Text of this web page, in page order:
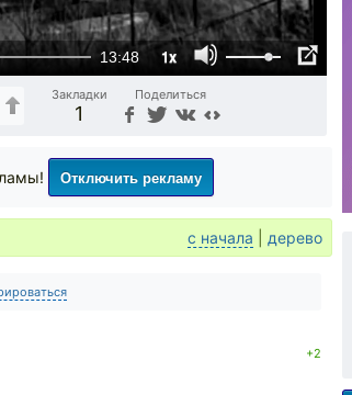
13:48 1x
Закладки
1
Поделиться
Отключить рекламу
с начала дерево
+2